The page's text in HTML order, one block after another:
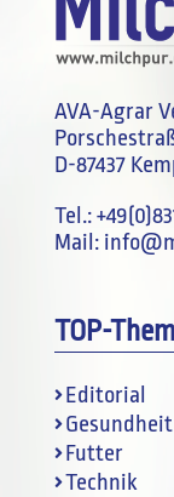
AVA-Agrar
D-87437
Tel.:
Mail:
TOP-
Editorial
Gesundheit
Futter
Technik